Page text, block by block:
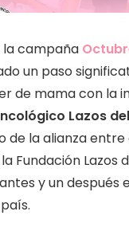
la campaña
un paso
de mama con la
Lazos
de la alianza entre
Fundación Lazos
y un después